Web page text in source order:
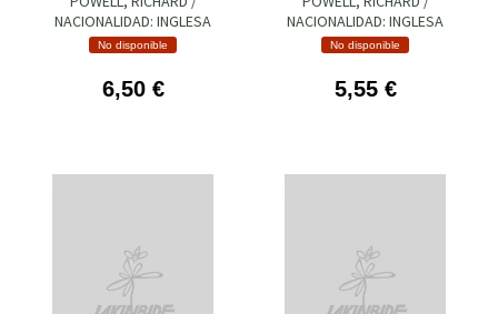
NACIONALIDAD: INGLESA
No disponible
6,50 €
NACIONALIDAD: INGLESA
No disponible
5,55 €